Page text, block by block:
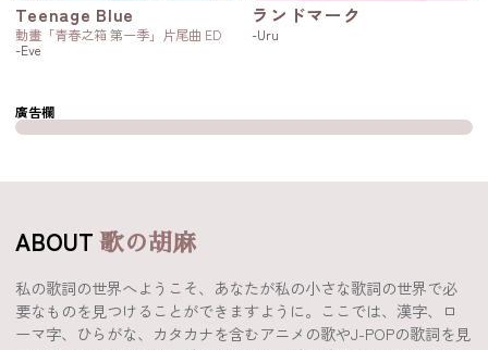
Teenage Blue
動畫「青春之箱 第一季」片尾曲 ED
-Eve
ランドマーク
-Uru
廣告欄
ABOUT歌の胡麻
私の歌詞の世界へようこそ、あなたが私の小さな歌詞の世界で必
要なものを見つけることができますように。ここでは、漢字、ロ
ーマ字、ひらがな、カタカナを含むアニメの歌やJ-POPの歌詞を見